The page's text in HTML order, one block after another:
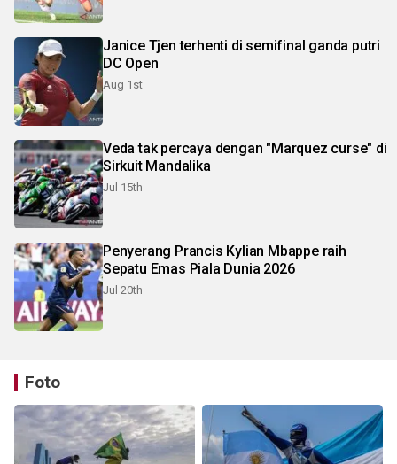
Janice Tjen terhenti di semifinal ganda putri
DC Open
Aug 1st
Veda tak percaya dengan "Marquez curse" di
Sirkuit Mandalika
Jul 15th
Penyerang Prancis Kylian Mbappe raih
Sepatu Emas Piala Dunia 2026
Jul 20th
Foto